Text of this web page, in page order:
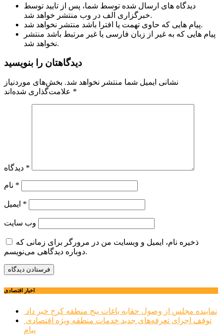
دیدگاه های ارسال شده توسط شما، پس از تایید توسط
خبرگزاری الف در وب منتشر خواهد شد.
پیام هایی که حاوی تهمت یا افترا باشد منتشر نخواهد شد.
پیام هایی که به غیر از زبان فارسی یا غیر مرتبط باشد منتشر
نخواهد شد.
دیدگاهتان را بنویسید
نشانی ایمیل شما منتشر نخواهد شد. بخش‌های موردنیاز
*
*
*
*
وب‌ سایت
ذخیره نام، ایمیل و وبسایت من در مرورگر برای زمانی که
دوباره دیدگاهی می‌نویسم.
اخبار اقتصادی
نماینده مجلس از وصول حقابه باغات پنج منطقه کرج خبر داد
پیام